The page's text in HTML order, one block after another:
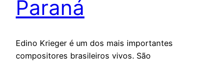
Paraná
Edino Krieger é um dos mais importantes
compositores brasileiros vivos. São